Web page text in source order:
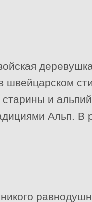
швейцарском
и
Альп. В